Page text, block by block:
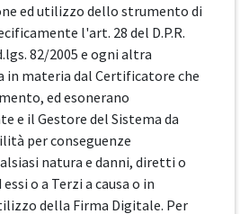
ed utilizzo dello strumento di
l'art. 28 del D.P.R.
82/2005 e ogni altra
materia dal Certificatore che
ed esonerano
e il Gestore del Sistema da
per conseguenze
natura e danni, diretti o
o a Terzi a causa o in
della Firma Digitale. Per